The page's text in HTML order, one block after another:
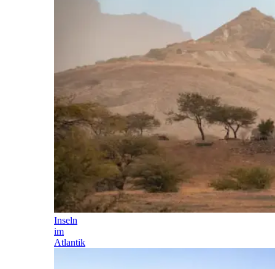
Inseln
im
Atlantik